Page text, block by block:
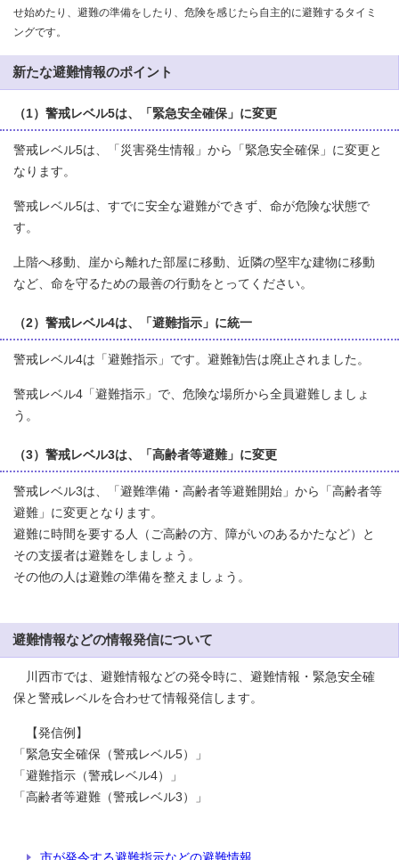
せ始めたり、避難の準備をしたり、危険を感じたら自主的に避難するタイミ
ングです。
新たな避難情報のポイント
（1）警戒レベル5は、「緊急安全確保」に変更
警戒レベル5は、「災害発生情報」から「緊急安全確保」に変更と
なります。
警戒レベル5は、すでに安全な避難ができず、命が危険な状態で
す。
上階へ移動、崖から離れた部屋に移動、近隣の堅牢な建物に移動
など、命を守るための最善の行動をとってください。
（2）警戒レベル4は、「避難指示」に統一
警戒レベル4は「避難指示」です。避難勧告は廃止されました。
警戒レベル4「避難指示」で、危険な場所から全員避難しましょ
う。
（3）警戒レベル3は、「高齢者等避難」に変更
警戒レベル3は、「避難準備・高齢者等避難開始」から「高齢者等
避難」に変更となります。
避難に時間を要する人（ご高齢の方、障がいのあるかたなど）と
その支援者は避難をしましょう。
その他の人は避難の準備を整えましょう。
避難情報などの情報発信について
川西市では、避難情報などの発令時に、避難情報・緊急安全確
保と警戒レベルを合わせて情報発信します。
【発信例】
「緊急安全確保（警戒レベル5）」
「避難指示（警戒レベル4）」
「高齢者等避難（警戒レベル3）」